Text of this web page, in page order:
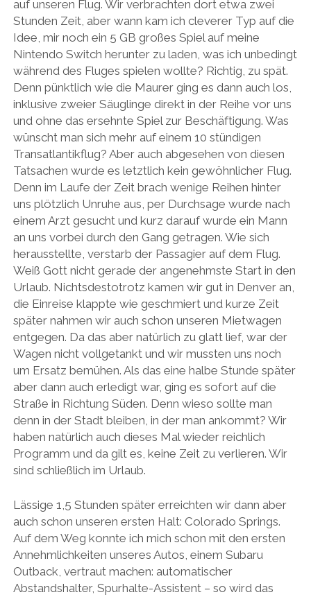
auf unseren Flug. Wir verbrachten dort etwa zwei
Stunden Zeit, aber wann kam ich cleverer Typ auf die
Idee, mir noch ein 5 GB großes Spiel auf meine
Nintendo Switch herunter zu laden, was ich unbedingt
während des Fluges spielen wollte? Richtig, zu spät.
Denn pünktlich wie die Maurer ging es dann auch los,
inklusive zweier Säuglinge direkt in der Reihe vor uns
und ohne das ersehnte Spiel zur Beschäftigung. Was
wünscht man sich mehr auf einem 10 stündigen
Transatlantikflug? Aber auch abgesehen von diesen
Tatsachen wurde es letztlich kein gewöhnlicher Flug.
Denn im Laufe der Zeit brach wenige Reihen hinter
uns plötzlich Unruhe aus, per Durchsage wurde nach
einem Arzt gesucht und kurz darauf wurde ein Mann
an uns vorbei durch den Gang getragen. Wie sich
herausstellte, verstarb der Passagier auf dem Flug.
Weiß Gott nicht gerade der angenehmste Start in den
Urlaub. Nichtsdestotrotz kamen wir gut in Denver an,
die Einreise klappte wie geschmiert und kurze Zeit
später nahmen wir auch schon unseren Mietwagen
entgegen. Da das aber natürlich zu glatt lief, war der
Wagen nicht vollgetankt und wir mussten uns noch
um Ersatz bemühen. Als das eine halbe Stunde später
aber dann auch erledigt war, ging es sofort auf die
Straße in Richtung Süden. Denn wieso sollte man
denn in der Stadt bleiben, in der man ankommt? Wir
haben natürlich auch dieses Mal wieder reichlich
Programm und da gilt es, keine Zeit zu verlieren. Wir
sind schließlich im Urlaub.
Lässige 1,5 Stunden später erreichten wir dann aber
auch schon unseren ersten Halt: Colorado Springs.
Auf dem Weg konnte ich mich schon mit den ersten
Annehmlichkeiten unseres Autos, einem Subaru
Outback, vertraut machen: automatischer
Abstandshalter, Spurhalte-Assistent – so wird das